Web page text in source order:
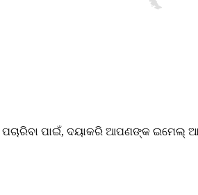
ପାଇଁ, ଦୟାକରି ଆପଣଙ୍କ ଇମେଲ୍